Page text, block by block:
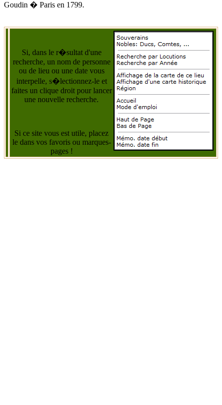
Goudin � Paris en 1799.
Si, dans le r�sultat d'une
recherche, un nom de personne
ou de lieu ou une date vous
interpelle, s�lectionnez-le et
faites un clique droit pour lancer
une nouvelle recherche.
Si ce site vous est utile, placez
le dans vos favoris ou marques-
pages !